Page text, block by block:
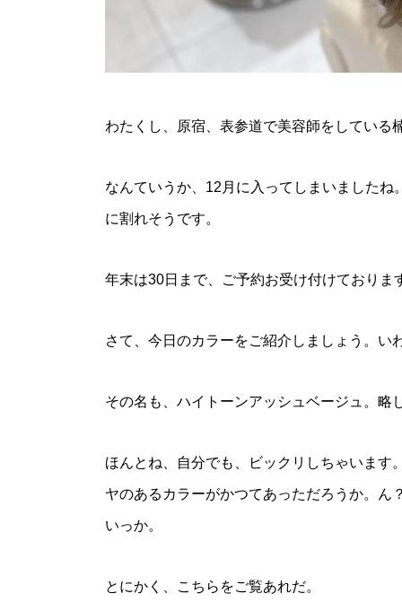
わたくし、原宿、表参道で美容師をしている
なんていうか、12月に入ってしまいました
に割れそうです。
年末は30日まで、ご予約お受け付けておりま
さて、今日のカラーをご紹介しましょう。
その名も、ハイトーンアッシュベージュ。略
ほんとね、自分でも、ビックリしちゃいます
ヤのあるカラーがかつてあっただろうか。ん
いっか。
とにかく、こちらをご覧あれだ。